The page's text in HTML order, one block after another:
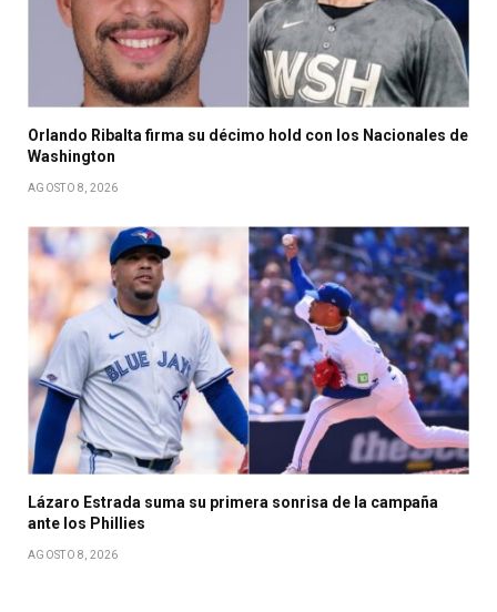
Orlando Ribalta firma su décimo hold con los Nacionales de
Washington
AGOSTO 8, 2026
Lázaro Estrada suma su primera sonrisa de la campaña
ante los Phillies
AGOSTO 8, 2026